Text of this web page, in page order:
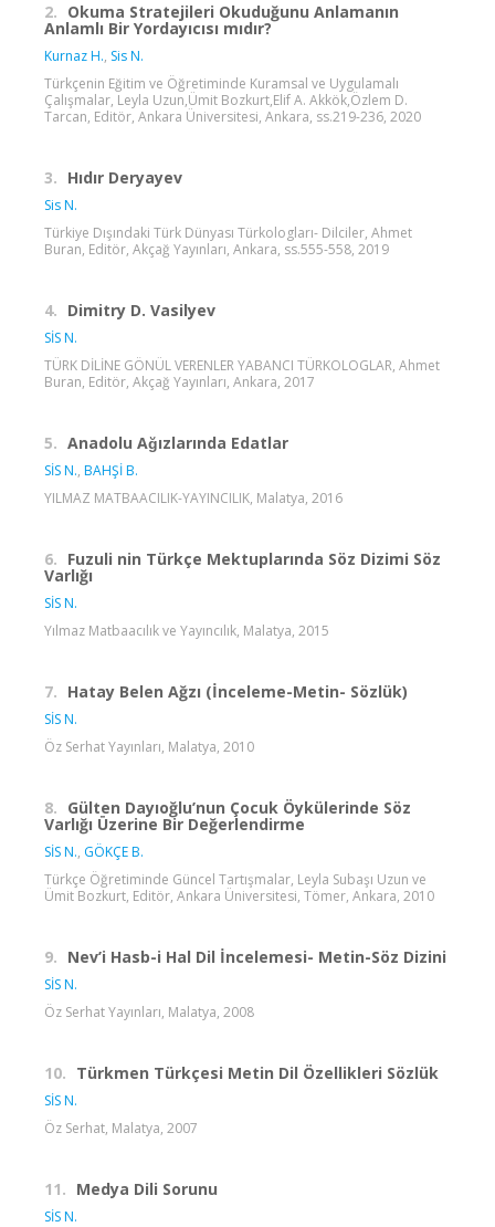
2. Okuma Stratejileri Okuduğunu Anlamanın
Anlamlı Bir Yordayıcısı mıdır?
Kurnaz H., Sis N.
Türkçenin Eğitim ve Öğretiminde Kuramsal ve Uygulamalı
Çalışmalar, Leyla Uzun,Ümit Bozkurt,Elif A. Akkök,Özlem D.
Tarcan, Editör, Ankara Üniversitesi, Ankara, ss.219-236, 2020
3. Hıdır Deryayev
Sis N.
Türkiye Dışındaki Türk Dünyası Türkologları- Dilciler, Ahmet
Buran, Editör, Akçağ Yayınları, Ankara, ss.555-558, 2019
4. Dimitry D. Vasilyev
SİS N.
TÜRK DİLİNE GÖNÜL VERENLER YABANCI TÜRKOLOGLAR, Ahmet
Buran, Editör, Akçağ Yayınları, Ankara, 2017
5. Anadolu Ağızlarında Edatlar
SİS N., BAHŞİ B.
YILMAZ MATBAACILIK-YAYINCILIK, Malatya, 2016
6. Fuzuli nin Türkçe Mektuplarında Söz Dizimi Söz
Varlığı
SİS N.
Yılmaz Matbaacılık ve Yayıncılık, Malatya, 2015
7. Hatay Belen Ağzı (İnceleme-Metin- Sözlük)
SİS N.
Öz Serhat Yayınları, Malatya, 2010
8. Gülten Dayıoğlu’nun Çocuk Öykülerinde Söz
Varlığı Üzerine Bir Değerlendirme
SİS N., GÖKÇE B.
Türkçe Öğretiminde Güncel Tartışmalar, Leyla Subaşı Uzun ve
Ümit Bozkurt, Editör, Ankara Üniversitesi, Tömer, Ankara, 2010
9. Nev’i Hasb-i Hal Dil İncelemesi- Metin-Söz Dizini
SİS N.
Öz Serhat Yayınları, Malatya, 2008
10. Türkmen Türkçesi Metin Dil Özellikleri Sözlük
SİS N.
Öz Serhat, Malatya, 2007
11. Medya Dili Sorunu
SİS N.